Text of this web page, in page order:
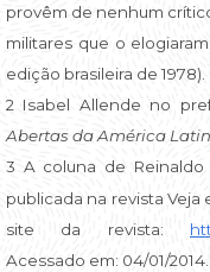
provêm de nenhum
militares que o
edição brasileira de 1978).
2 Isabel Allende no
Abertas da América
3 A coluna de
publicada na revista Veja
site da revista:
Acessado em: 04/01/2014.